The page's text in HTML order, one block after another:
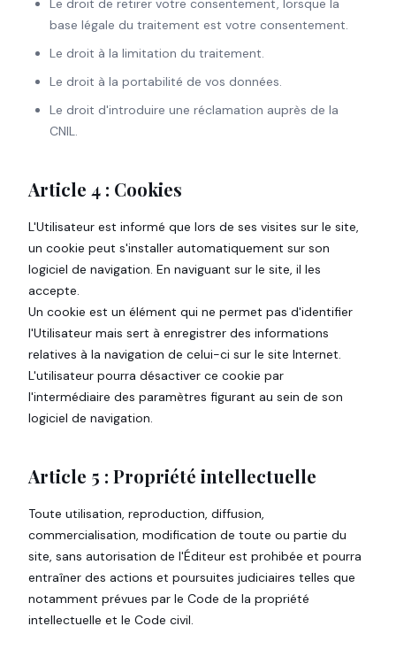
Le droit de retirer votre consentement, lorsque la
base légale du traitement est votre consentement.
Le droit à la limitation du traitement.
Le droit à la portabilité de vos données.
Le droit d'introduire une réclamation auprès de la
CNIL.
Article 4 : Cookies
L'Utilisateur est informé que lors de ses visites sur le site,
un cookie peut s'installer automatiquement sur son
logiciel de navigation. En naviguant sur le site, il les
accepte.
Un cookie est un élément qui ne permet pas d'identifier
l'Utilisateur mais sert à enregistrer des informations
relatives à la navigation de celui-ci sur le site Internet.
L'utilisateur pourra désactiver ce cookie par
l'intermédiaire des paramètres figurant au sein de son
logiciel de navigation.
Article 5 : Propriété intellectuelle
Toute utilisation, reproduction, diffusion,
commercialisation, modification de toute ou partie du
site, sans autorisation de l'Éditeur est prohibée et pourra
entraîner des actions et poursuites judiciaires telles que
notamment prévues par le Code de la propriété
intellectuelle et le Code civil.